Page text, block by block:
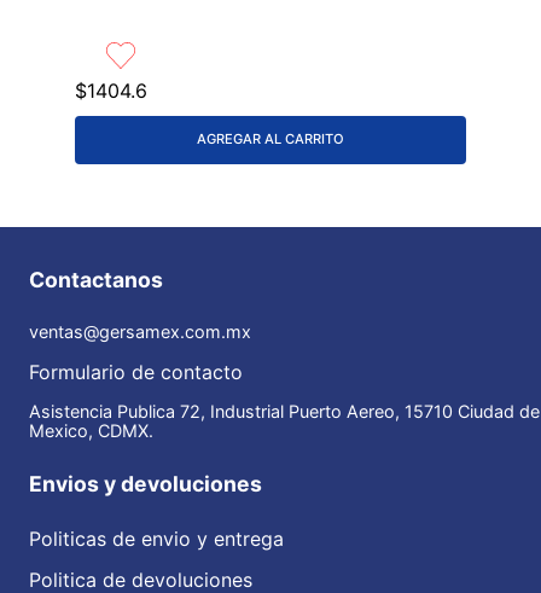
$1404.6
AGREGAR AL CARRITO
Contactanos
ventas@gersamex.com.mx
Formulario de contacto
Asistencia Publica 72, Industrial Puerto Aereo, 15710 Ciudad de
Mexico, CDMX.
Envios y devoluciones
Politicas de envio y entrega
Politica de devoluciones